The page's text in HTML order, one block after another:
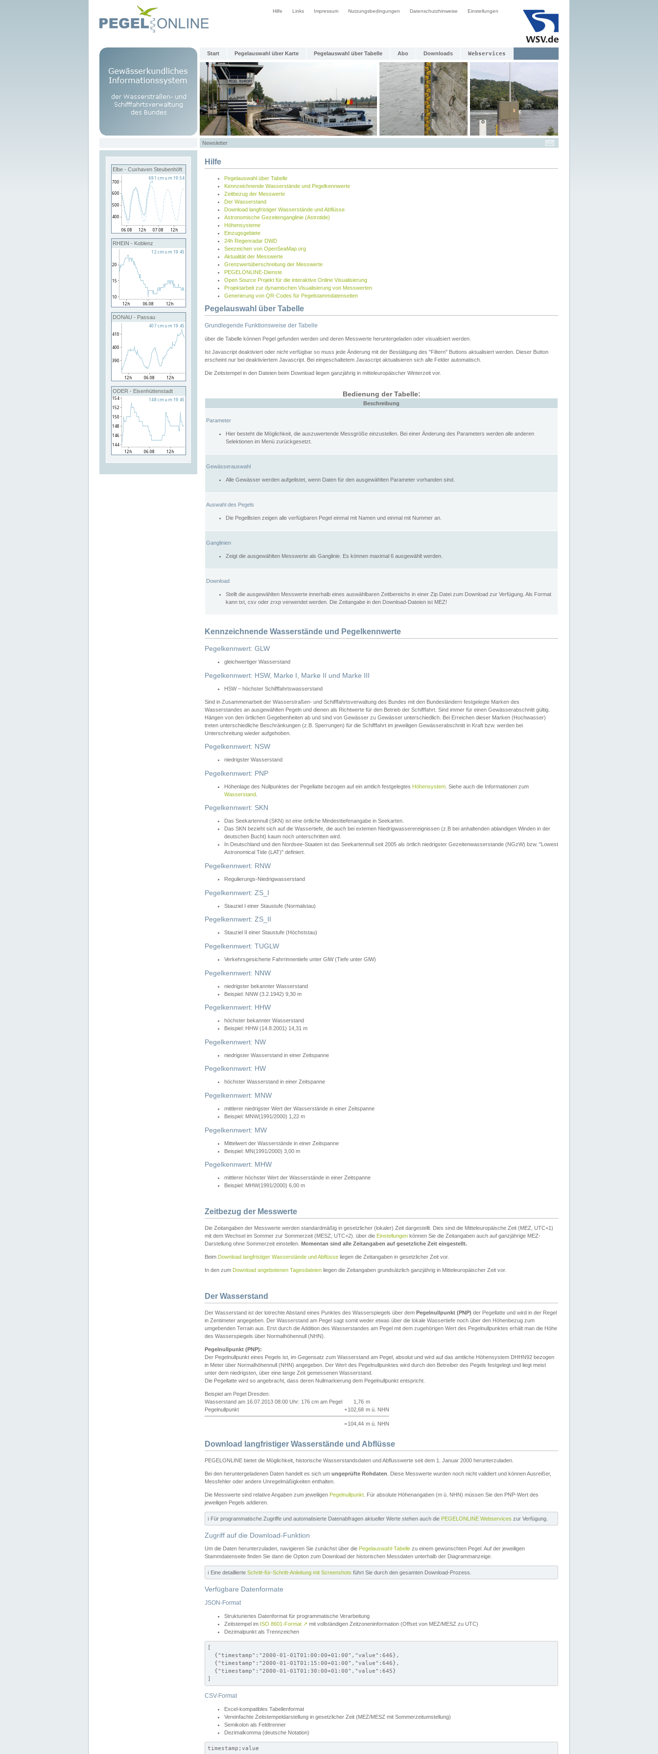
Hilfe Links Impressum Nutzungsbedingungen Datenschutzhinweise Einstellungen
Start Pegelauswahl über Karte Pegelauswahl über Tabelle Abo Downloads Webservices
Newsletter
Elbe - Cuxhaven Steubenhöft
RHEIN - Koblenz
DONAU - Passau
ODER - Eisenhüttenstadt
Hilfe
Pegelauswahl über Tabelle
Kennzeichnende Wasserstände und Pegelkennwerte
Zeitbezug der Messwerte
Der Wasserstand
Download langfristiger Wasserstände und Abflüsse
Astronomische Gezeitenganglinie (Astrotide)
Höhensysteme
Einzugsgebiete
24h Regenradar DWD
Seezeichen von OpenSeaMap.org
Aktualität der Messwerte
Grenzwertüberschreitung der Messwerte
PEGELONLINE-Dienste
Open Source Projekt für die interaktive Online Visualisierung
Projektarbeit zur dynamischen Visualisierung von Messwerten
Generierung von QR-Codes für Pegelstammdatenseiten
Pegelauswahl über Tabelle
Grundlegende Funktionsweise der Tabelle
über die Tabelle können Pegel gefunden werden und deren Messwerte heruntergeladen oder visualisiert werden.
Ist Javascript deaktiviert oder nicht verfügbar so muss jede Änderung mit der Bestätigung des "Filtern" Buttons aktualisiert werden. Dieser Button
erscheint nur bei deaktiviertem Javascript. Bei eingeschaltetem Javascript aktualisieren sich alle Felder automatisch.
Die Zeitstempel in den Dateien beim Download liegen ganzjährig in mitteleuropäischer Winterzeit vor.
Bedienung der Tabelle:
Beschreibung
Parameter
Hier besteht die Möglichkeit, die auszuwertende Messgröße einzustellen. Bei einer Änderung des Parameters werden alle anderen
Selektionen im Menü zurückgesetzt.
Gewässerauswahl
Alle Gewässer werden aufgelistet, wenn Daten für den ausgewählten Parameter vorhanden sind.
Auswahl des Pegels
Die Pegellisten zeigen alle verfügbaren Pegel einmal mit Namen und einmal mit Nummer an.
Ganglinien
Zeigt die ausgewählten Messwerte als Ganglinie. Es können maximal 6 ausgewählt werden.
Download
Stellt die ausgewählten Messwerte innerhalb eines auswählbaren Zeitbereichs in einer Zip Datei zum Download zur Verfügung. Als Format
kann txt, csv oder zrxp verwendet werden. Die Zeitangabe in den Download-Dateien ist MEZ!
Kennzeichnende Wasserstände und Pegelkennwerte
Pegelkennwert: GLW
gleichwertiger Wasserstand
Pegelkennwert: HSW, Marke I, Marke II und Marke III
HSW – höchster Schifffahrtswasserstand
Sind in Zusammenarbeit der Wasserstraßen- und Schifffahrtsverwaltung des Bundes mit den Bundesländern festgelegte Marken des
Wasserstandes an ausgewählten Pegeln und dienen als Richtwerte für den Betrieb der Schifffahrt. Sind immer für einen Gewässerabschnitt gültig.
Hängen von den örtlichen Gegebenheiten ab und sind von Gewässer zu Gewässer unterschiedlich. Bei Erreichen dieser Marken (Hochwasser)
treten unterschiedliche Beschränkungen (z.B. Sperrungen) für die Schifffahrt im jeweiligen Gewässerabschnitt in Kraft bzw. werden bei
Unterschreitung wieder aufgehoben.
Pegelkennwert: NSW
niedrigster Wasserstand
Pegelkennwert: PNP
Höhenlage des Nullpunktes der Pegellatte bezogen auf ein amtlich festgelegtes Höhensystem . Siehe auch die Informationen zum
Wasserstand
Pegelkennwert: SKN
Das Seekartennull (SKN) ist eine örtliche Mindesttiefenangabe in Seekarten.
Das SKN bezieht sich auf die Wassertiefe, die auch bei extemen Niedrigwasserereignissen (z.B bei anhaltenden ablandigen Winden in der
deutschen Bucht) kaum noch unterschritten wird.
In Deutschland und den Nordsee-Staaten ist das Seekartennull seit 2005 als örtlich niedrigster Gezeitenwasserstande (NGzW) bzw. "Lowest
Astronomical Tide (LAT)" definiert.
Pegelkennwert: RNW
Regulierungs-Niedrigwasserstand
Pegelkennwert: ZS_I
Stauziel I einer Staustufe (Normalstau)
Pegelkennwert: ZS_II
Stauziel II einer Staustufe (Höchststau)
Pegelkennwert: TUGLW
Verkehrsgesicherte Fahrrinnentiefe unter GlW (Tiefe unter GlW)
Pegelkennwert: NNW
niedrigster bekannter Wasserstand
Beispiel: NNW (3.2.1942) 9,30 m
Pegelkennwert: HHW
höchster bekannter Wasserstand
Beispiel: HHW (14.8.2001) 14,31 m
Pegelkennwert: NW
niedrigster Wasserstand in einer Zeitspanne
Pegelkennwert: HW
höchster Wasserstand in einer Zeitspanne
Pegelkennwert: MNW
mittlerer niedrigster Wert der Wasserstände in einer Zeitspanne
Beispiel: MNW(1991/2000) 1,22 m
Pegelkennwert: MW
Mittelwert der Wasserstände in einer Zeitspanne
Beispiel: MN(1991/2000) 3,00 m
Pegelkennwert: MHW
mittlerer höchster Wert der Wasserstände in einer Zeitspanne
Beispiel: MHW(1991/2000) 6,00 m
Zeitbezug der Messwerte
Die Zeitangaben der Messwerte werden standardmäßig in gesetzlicher (lokaler) Zeit dargestellt. Dies sind die Mitteleuropäische Zeit (MEZ, UTC+1)
mit dem Wechsel im Sommer zur Sommerzeit (MESZ, UTC+2). über die Einstellungen können Sie die Zeitangaben auch auf ganzjährige MEZ-
Darstellung ohne Sommerzeit einstellen. Momentan sind alle Zeitangaben auf gesetzliche Zeit eingestellt.
Beim Download langfristiger Wasserstände und Abflüsse liegen die Zeitangaben in gesetzlicher Zeit vor.
In den zum Download angebotenen Tagesdateien liegen die Zeitangaben grundsätzlich ganzjährig in Mitteleuropäischer Zeit vor.
Der Wasserstand
Der Wasserstand ist der lotrechte Abstand eines Punktes des Wasserspiegels über dem Pegelnullpunkt (PNP) der Pegellatte und wird in der Regel
in Zentimeter angegeben. Der Wasserstand am Pegel sagt somit weder etwas über die lokale Wassertiefe noch über den Höhenbezug zum
umgebenden Terrain aus. Erst durch die Addition des Wasserstandes am Pegel mit dem zugehörigen Wert des Pegelnullpunktes erhält man die Höhe
des Wasserspiegels über Normalhöhennull (NHN).
Pegelnullpunkt (PNP):
Der Pegelnullpunkt eines Pegels ist, im Gegensatz zum Wasserstand am Pegel, absolut und wird auf das amtliche Höhensystem DHHN92 bezogen
in Meter über Normalhöhennull (NHN) angegeben. Der Wert des Pegelnullpunktes wird durch den Betreiber des Pegels festgelegt und liegt meist
unter dem niedrigsten, über eine lange Zeit gemessenen Wasserstand.
Die Pegellatte wird so angebracht, dass deren Nullmarkierung dem Pegelnullpunkt entspricht.
Beispiel am Pegel Dresden:
Wasserstand am 16.07.2013 08:00 Uhr: 176 cm am Pegel
1,76 m
Pegelnullpunkt
+102,68 m ü. NHN
=104,44 m ü. NHN
Download langfristiger Wasserstände und Abflüsse
PEGELONLINE bietet die Möglichkeit, historische Wasserstandsdaten und Abflusswerte seit dem 1. Januar 2000 herunterzuladen.
Bei den heruntergeladenen Daten handelt es sich um ungeprüfte Rohdaten . Diese Messwerte wurden noch nicht validiert und können Ausreißer,
Messfehler oder andere Unregelmäßigkeiten enthalten.
Die Messwerte sind relative Angaben zum jeweiligen Pegelnullpunkt . Für absolute Höhenangaben (m ü. NHN) müssen Sie den PNP-Wert des
jeweiligen Pegels addieren.
ℹ️ Für programmatische Zugriffe und automatisierte Datenabfragen aktueller Werte stehen auch die PEGELONLINE Webservices zur Verfügung.
Zugriff auf die Download-Funktion
Um die Daten herunterzuladen, navigieren Sie zunächst über die Pegelauswahl-Tabelle zu einem gewünschten Pegel. Auf der jeweiligen
Stammdatenseite finden Sie dann die Option zum Download der historischen Messdaten unterhalb der Diagrammanzeige.
ℹ️ Eine detaillierte Schritt-für-Schritt-Anleitung mit Screenshots führt Sie durch den gesamten Download-Prozess.
Verfügbare Datenformate
JSON-Format
Strukturiertes Datenformat für programmatische Verarbeitung
Zeitstempel im ISO 8601-Format ↗ mit vollständigen Zeitzoneninformation (Offset von MEZ/MESZ zu UTC)
Dezimalpunkt als Trennzeichen
[
  {"timestamp":"2000-01-01T01:00:00+01:00","value":646},
  {"timestamp":"2000-01-01T01:15:00+01:00","value":646},
  {"timestamp":"2000-01-01T01:30:00+01:00","value":645}
]
CSV-Format
Excel-kompatibles Tabellenformat
Vereinfachte Zeitstempeldarstellung in gesetzlicher Zeit (MEZ/MESZ mit Sommerzeitumstellung)
Semikolon als Feldtrenner
Dezimalkomma (deutsche Notation)
timestamp;value